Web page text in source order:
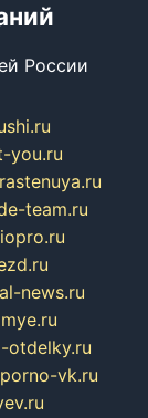
России
you.ru
rastenuya.ru
team.ru
news.ru
otdelky.ru
porno-vk.ru